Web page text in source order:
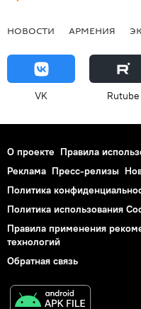
НОВОСТИ АРМЕНИЯ
VK Rutube
О проекте Правила
Реклама Пресс-релизы
Политика
Политика использования
Правила применения
технологий
Обратная связь